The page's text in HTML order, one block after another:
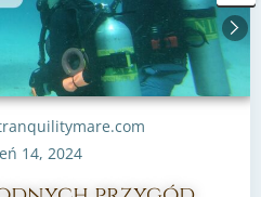
14, 2024